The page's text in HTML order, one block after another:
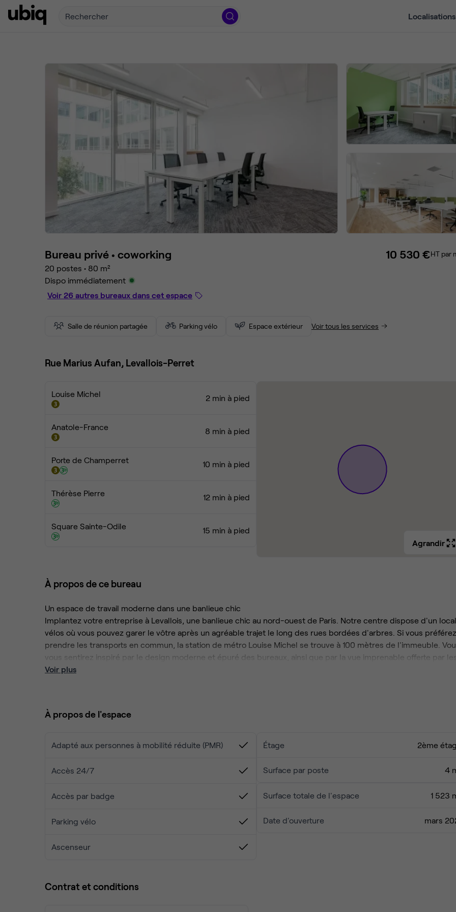
Rechercher Localisations
Bureau privé • coworking
20 postes • 80 m²
Dispo immédiatement
Voir 26 autres bureaux dans cet espace
10 530 €HT par
Salle de réunion partagée Parking vélo Espace extérieur Voir tous les services
Rue Marius Aufan, Levallois-Perret
Louise Michel 2 min à pied
Anatole-France 8 min à pied
Porte de Champerret 10 min à pied
Thérèse Pierre 12 min à pied
Square Sainte-Odile
15 min à pied
Agrandir
À propos de ce bureau
Un espace de travail moderne dans une banlieue chic
Implantez votre entreprise à Levallois, une banlieue chic au nord-ouest de Paris. Notre centre dispose d'un
vélos où vous pouvez garer le vôtre après un agréable trajet le long des rues bordées d'arbres. Si vous préférez
prendre les transports en commun, la station de métro Louise Michel se trouve à 100 mètres de l'immeuble.
vous sentirez inspiré par le design moderne et épuré des bureaux, ainsi que par la vue imprenable offerte par les
grandes baies vitrées. La terrasse est à votre disposition pour travailler.
Voir plus
À propos de l'espace
Adapté aux personnes à mobilité réduite (PMR)
Accès 24/7
Accès par badge
Parking vélo
Ascenseur
Étage 2ème
Surface par poste 4
Surface totale de l'espace 1 523
Date d'ouverture mars
Contrat et conditions